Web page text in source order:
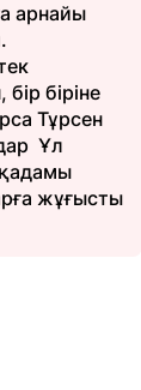
арнайы
біріне
Тұрсен
Ұл
жұғысты